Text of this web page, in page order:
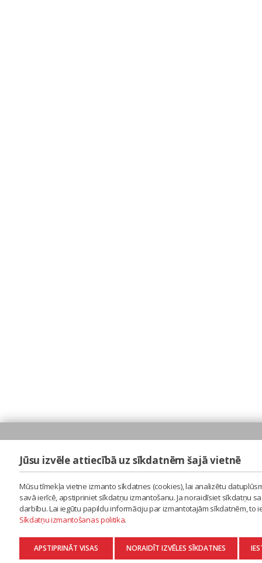
Jūsu izvēle attiecībā uz sīkdatnēm šajā vietnē
Mūsu tīmekļa vietne izmanto sīkdatnes (cookies), lai analizētu
savā ierīcē, apstipriniet sīkdatņu izmantošanu. Ja noraidīsiet sīkdatņu
darbību. Lai iegūtu papildu informāciju par izmantotajām sīkdatnēm,
Sīkdatņu izmantošanas politika.
APSTIPRINĀT VISAS NORAIDĪT IZVĒLES SĪKDATNES